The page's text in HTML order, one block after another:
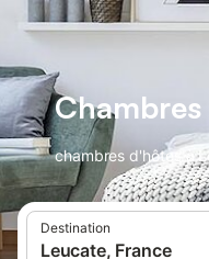
chambres d'hôtes à
Destination
Leucate, France